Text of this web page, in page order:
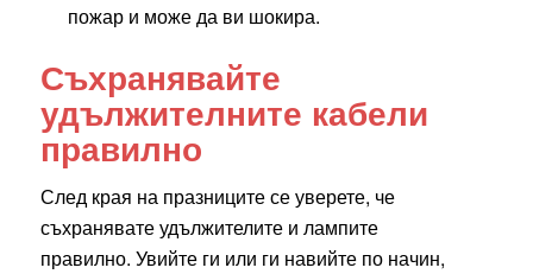
пожар и може да ви шокира.
Съхранявайте
удължителните кабели
правилно
След края на празниците се уверете, че
съхранявате удължителите и лампите
правилно. Увийте ги или ги навийте по начин,